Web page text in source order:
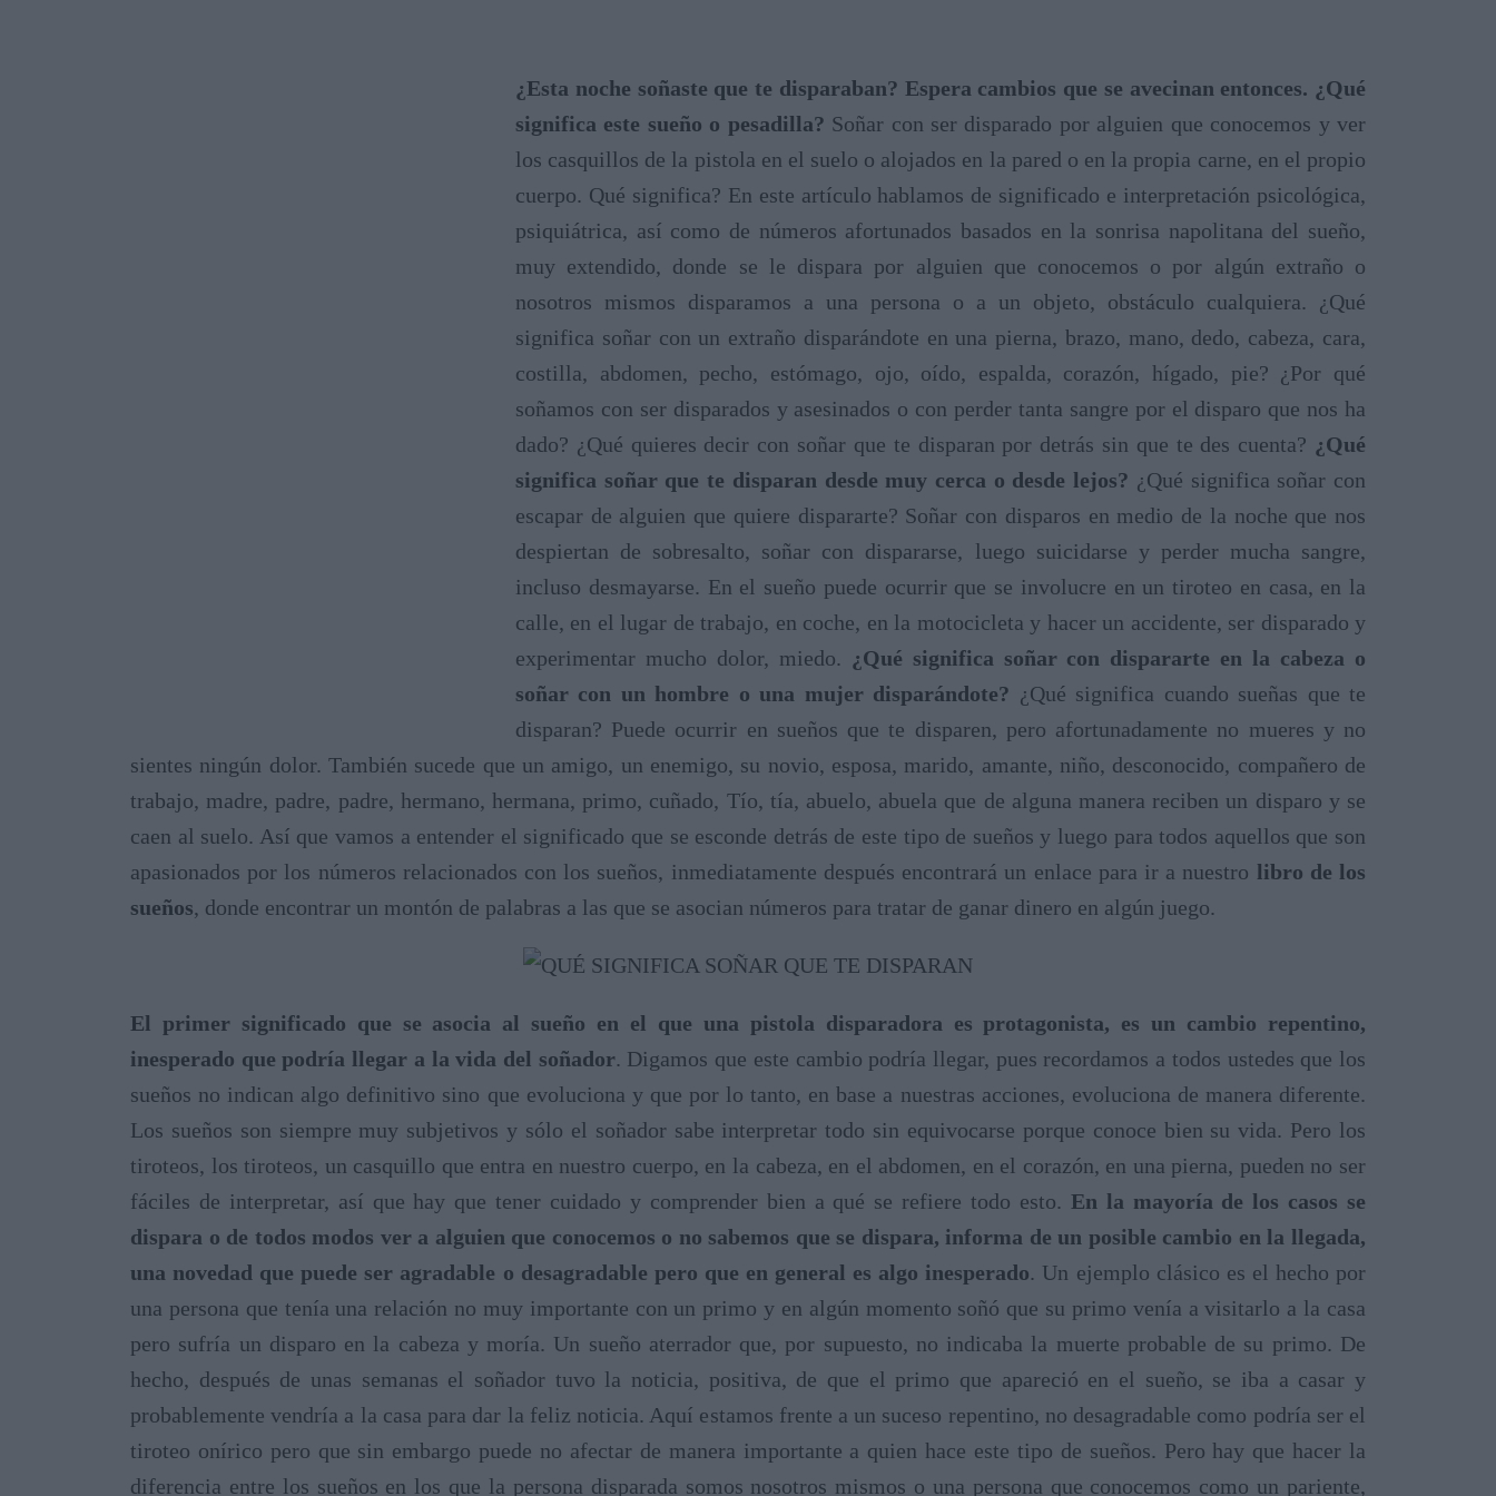
¿Esta noche soñaste que te disparaban? Espera cambios que se avecinan entonces. ¿Qué
significa este sueño o pesadilla? Soñar con ser disparado por alguien que conocemos y ver
los casquillos de la pistola en el suelo o alojados en la pared o en la propia carne, en el propio
cuerpo. Qué significa? En este artículo hablamos de significado e interpretación psicológica,
psiquiátrica, así como de números afortunados basados en la sonrisa napolitana del sueño,
muy extendido, donde se le dispara por alguien que conocemos o por algún extraño o
nosotros mismos disparamos a una persona o a un objeto, obstáculo cualquiera. ¿Qué
significa soñar con un extraño disparándote en una pierna, brazo, mano, dedo, cabeza, cara,
costilla, abdomen, pecho, estómago, ojo, oído, espalda, corazón, hígado, pie? ¿Por qué
soñamos con ser disparados y asesinados o con perder tanta sangre por el disparo que nos ha
dado? ¿Qué quieres decir con soñar que te disparan por detrás sin que te des cuenta? ¿Qué
significa soñar que te disparan desde muy cerca o desde lejos? ¿Qué significa soñar con
escapar de alguien que quiere dispararte? Soñar con disparos en medio de la noche que nos
despiertan de sobresalto, soñar con dispararse, luego suicidarse y perder mucha sangre,
incluso desmayarse. En el sueño puede ocurrir que se involucre en un tiroteo en casa, en la
calle, en el lugar de trabajo, en coche, en la motocicleta y hacer un accidente, ser disparado y
experimentar mucho dolor, miedo. ¿Qué significa soñar con dispararte en la cabeza o
soñar con un hombre o una mujer disparándote? ¿Qué significa cuando sueñas que te
disparan? Puede ocurrir en sueños que te disparen, pero afortunadamente no mueres y no
sientes ningún dolor. También sucede que un amigo, un enemigo, su novio, esposa, marido, amante, niño, desconocido, compañero de
trabajo, madre, padre, padre, hermano, hermana, primo, cuñado, Tío, tía, abuelo, abuela que de alguna manera reciben un disparo y se
caen al suelo. Así que vamos a entender el significado que se esconde detrás de este tipo de sueños y luego para todos aquellos que son
apasionados por los números relacionados con los sueños, inmediatamente después encontrará un enlace para ir a nuestro libro de los
sueños, donde encontrar un montón de palabras a las que se asocian números para tratar de ganar dinero en algún juego.
El primer significado que se asocia al sueño en el que una pistola disparadora es protagonista, es un cambio repentino,
inesperado que podría llegar a la vida del soñador. Digamos que este cambio podría llegar, pues recordamos a todos ustedes que los
sueños no indican algo definitivo sino que evoluciona y que por lo tanto, en base a nuestras acciones, evoluciona de manera diferente.
Los sueños son siempre muy subjetivos y sólo el soñador sabe interpretar todo sin equivocarse porque conoce bien su vida. Pero los
tiroteos, los tiroteos, un casquillo que entra en nuestro cuerpo, en la cabeza, en el abdomen, en el corazón, en una pierna, pueden no ser
fáciles de interpretar, así que hay que tener cuidado y comprender bien a qué se refiere todo esto. En la mayoría de los casos se
dispara o de todos modos ver a alguien que conocemos o no sabemos que se dispara, informa de un posible cambio en la llegada,
una novedad que puede ser agradable o desagradable pero que en general es algo inesperado. Un ejemplo clásico es el hecho por
una persona que tenía una relación no muy importante con un primo y en algún momento soñó que su primo venía a visitarlo a la casa
pero sufría un disparo en la cabeza y moría. Un sueño aterrador que, por supuesto, no indicaba la muerte probable de su primo. De
hecho, después de unas semanas el soñador tuvo la noticia, positiva, de que el primo que apareció en el sueño, se iba a casar y
probablemente vendría a la casa para dar la feliz noticia. Aquí estamos frente a un suceso repentino, no desagradable como podría ser el
tiroteo onírico pero que sin embargo puede no afectar de manera importante a quien hace este tipo de sueños. Pero hay que hacer la
diferencia entre los sueños en los que la persona disparada somos nosotros mismos o una persona que conocemos como un pariente,